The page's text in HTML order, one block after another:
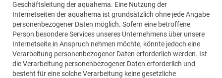
Geschäftsleitung der aquahema. Eine Nutzung der
Internetseiten der aquahema ist grundsätzlich ohne jede Angabe
personenbezogener Daten möglich. Sofern eine betroffene
Person besondere Services unseres Unternehmens über unsere
Internetseite in Anspruch nehmen möchte, könnte jedoch eine
Verarbeitung personenbezogener Daten erforderlich werden. Ist
die Verarbeitung personenbezogener Daten erforderlich und
besteht für eine solche Verarbeitung keine gesetzliche